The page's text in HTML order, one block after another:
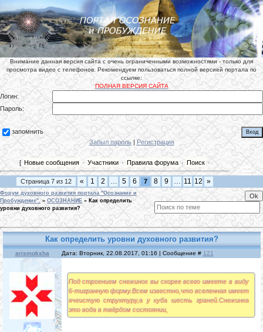
Внимание данная версия сайта с очень ограниченными возможностями - только для
просмотра видео с телефонов. Рекомендуем пользоваться полной версией портала по
ссылке:
ПОЛНАЯ ВЕРСИЯ САЙТА
Логин:
Пароль:
запомнить
Забыл пароль| Регистрация
[ Новые сообщения · Участники · Правила форума · Поиск·
Страница 7 из 12 « 1 2 … 5 6 7 8 9 … 11 12 »
Форум духовного развития портала "Осознание и
Пробуждение". » ОСОЗНАНИЕ » Как определить
уровни духовного развития?
Как определить уровни духовного развития?
arismoksha Дата: Вторник, 22.08.2017, 01:16 | Сообщение # 121
Под строением снежинок вы скорее всего имеете в виду
6-тигранную форму.Всем известно,что вселенная имеет
ячеистую структуру,а у куба шесть граней.Снежинка
это вода в твёрдом состоянии,